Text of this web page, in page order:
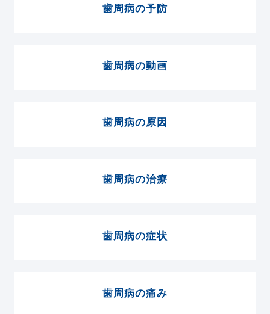
歯周病の予防
歯周病の動画
歯周病の原因
歯周病の治療
歯周病の症状
歯周病の痛み